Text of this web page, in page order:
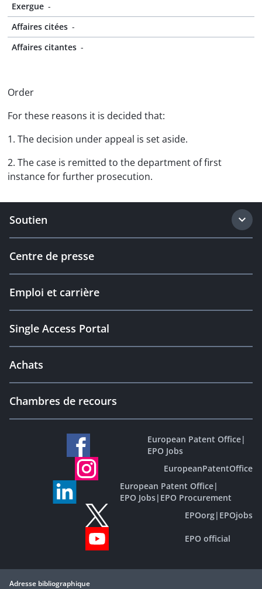
Exergue -
Affaires citées -
Affaires citantes -
Order
For these reasons it is decided that:
1. The decision under appeal is set aside.
2. The case is remitted to the department of first
instance for further prosecution.
Soutien
Centre de presse
Emploi et carrière
Single Access Portal
Achats
Chambres de recours
European Patent Office|
EPO Jobs
EuropeanPatentOffice
European Patent Office|
EPO Jobs| EPO Procurement
EPOorg| EPOjobs
EPO official
Adresse bibliographique